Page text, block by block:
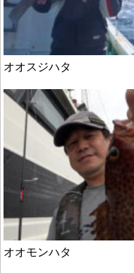
オオスジハタ
オオモンハタ